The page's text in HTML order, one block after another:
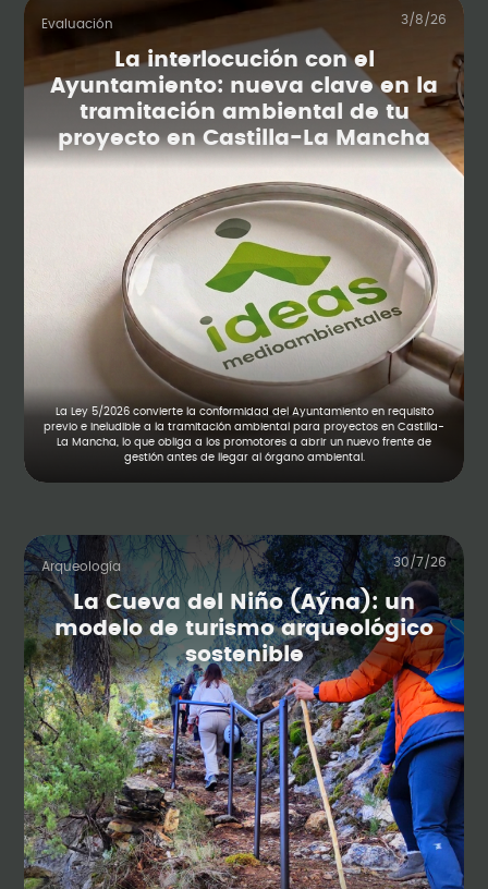
Evaluación 3/8/26
La interlocución con el
Ayuntamiento: nueva clave en la
tramitación ambiental de tu
proyecto en Castilla-La Mancha
La Ley 5/2026 convierte la conformidad del Ayuntamiento en requisito
previo e ineludible a la tramitación ambiental para proyectos en Castilla-
La Mancha, lo que obliga a los promotores a abrir un nuevo frente de
gestión antes de llegar al órgano ambiental.
Arqueología 30/7/26
La Cueva del Niño (Aýna): un
modelo de turismo arqueológico
sostenible